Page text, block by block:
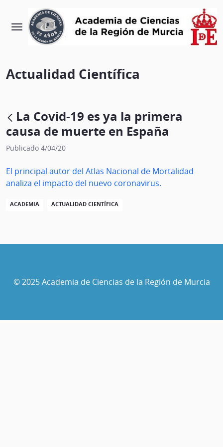
Actualidad Científica
La Covid-19 es ya la primera
causa de muerte en España
Publicado 4/04/20
El principal autor del Atlas Nacional de Mortalidad
analiza el impacto del nuevo coronavirus.
ACADEMIA ACTUALIDAD CIENTÍFICA
© 2025 Academia de Ciencias de la Región de Murcia